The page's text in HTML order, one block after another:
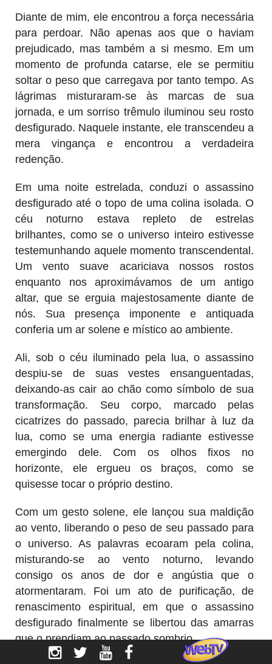
Diante de mim, ele encontrou a força necessária
para perdoar. Não apenas aos que o haviam
prejudicado, mas também a si mesmo. Em um
momento de profunda catarse, ele se permitiu
soltar o peso que carregava por tanto tempo. As
lágrimas misturaram-se às marcas de sua
jornada, e um sorriso trêmulo iluminou seu rosto
desfigurado. Naquele instante, ele transcendeu a
mera vingança e encontrou a verdadeira
redenção.
Em uma noite estrelada, conduzi o assassino
desfigurado até o topo de uma colina isolada. O
céu noturno estava repleto de estrelas
brilhantes, como se o universo inteiro estivesse
testemunhando aquele momento transcendental.
Um vento suave acariciava nossos rostos
enquanto nos aproximávamos de um antigo
altar, que se erguia majestosamente diante de
nós. Sua presença imponente e antiquada
conferia um ar solene e místico ao ambiente.
Ali, sob o céu iluminado pela lua, o assassino
despiu-se de suas vestes ensanguentadas,
deixando-as cair ao chão como símbolo de sua
transformação. Seu corpo, marcado pelas
cicatrizes do passado, parecia brilhar à luz da
lua, como se uma energia radiante estivesse
emergindo dele. Com os olhos fixos no
horizonte, ele ergueu os braços, como se
quisesse tocar o próprio destino.
Com um gesto solene, ele lançou sua maldição
ao vento, liberando o peso de seu passado para
o universo. As palavras ecoaram pela colina,
misturando-se ao vento noturno, levando
consigo os anos de dor e angústia que o
atormentaram. Foi um ato de purificação, de
renascimento espiritual, em que o assassino
desfigurado finalmente se libertou das amarras
que o prendiam ao passado sombrio.